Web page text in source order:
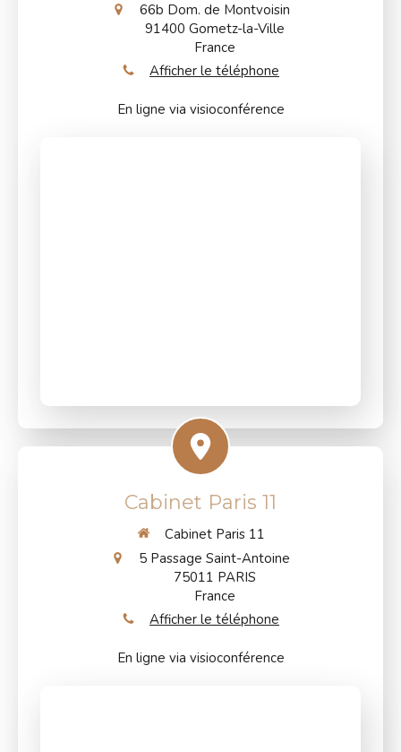
66b Dom. de Montvoisin
91400 Gometz-la-Ville
France
Afficher le téléphone
En ligne via visioconférence
Cabinet Paris 11
Cabinet Paris 11
5 Passage Saint-Antoine
75011 PARIS
France
Afficher le téléphone
En ligne via visioconférence